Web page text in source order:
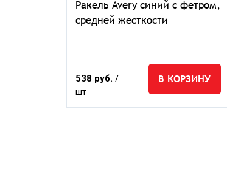
Ракель Avery синий с фетром,
средней жесткости
538 руб. /
шт
В КОРЗИНУ